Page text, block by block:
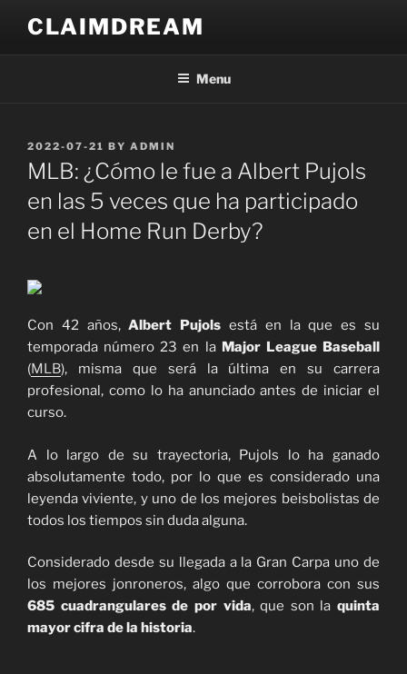
content
CLAIMDREAM
Menu
POSTED
ON
2022-07-21 BY ADMIN
MLB: ¿Cómo le fue a Albert Pujols
en las 5 veces que ha participado
en el Home Run Derby?
Con 42 años,Albert Pujols está en la que es su
temporada número 23 en la Major League Baseball
(MLB), misma que será la última en su carrera
profesional, como lo ha anunciado antes de iniciar el
curso.
A lo largo de su trayectoria, Pujols lo ha ganado
absolutamente todo, por lo que es considerado una
leyenda viviente, y uno de los mejores beisbolistas de
todos los tiempos sin duda alguna.
Considerado desde su llegada a la Gran Carpa uno de
los mejores jonroneros, algo que corrobora con sus
685 cuadrangulares de por vida, que son la quinta
mayor cifra de la historia.